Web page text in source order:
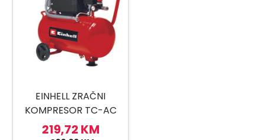
EINHELL ZRAČNI
KOMPRESOR TC-AC
190/24/8
219,72 KM